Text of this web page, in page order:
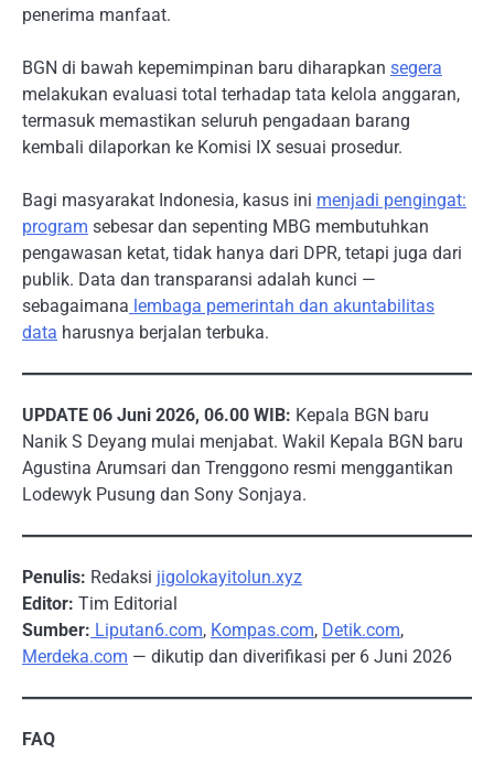
penerima manfaat.
BGN di bawah kepemimpinan baru diharapkan segera
melakukan evaluasi total terhadap tata kelola anggaran,
termasuk memastikan seluruh pengadaan barang
kembali dilaporkan ke Komisi IX sesuai prosedur.
Bagi masyarakat Indonesia, kasus ini menjadi pengingat:
program sebesar dan sepenting MBG membutuhkan
pengawasan ketat, tidak hanya dari DPR, tetapi juga dari
publik. Data dan transparansi adalah kunci —
sebagaimana lembaga pemerintah dan akuntabilitas
data harusnya berjalan terbuka.
UPDATE 06 Juni 2026, 06.00 WIB: Kepala BGN baru
Nanik S Deyang mulai menjabat. Wakil Kepala BGN baru
Agustina Arumsari dan Trenggono resmi menggantikan
Lodewyk Pusung dan Sony Sonjaya.
Penulis: Redaksi jigolokayitolun.xyz
Editor: Tim Editorial
Sumber: Liputan6.com, Kompas.com, Detik.com,
Merdeka.com — dikutip dan diverifikasi per 6 Juni 2026
FAQ